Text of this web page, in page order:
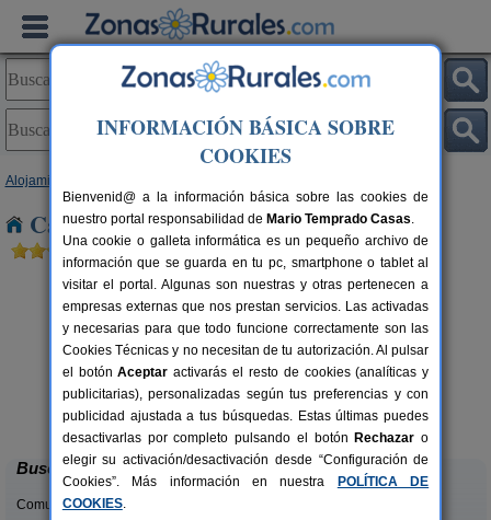
Alojamientos
Casas Rurales cerca de La Fresneda
11 pers.
desde30 €
Casa Las Alberquillas
El Real de San Vicente (Toledo)
Buscar
Comunidades:
INFORMACIÓN BÁSICA SOBRE
COOKIES
Bienvenid@ a la información básica sobre las cookies de
nuestro portal responsabilidad de Mario Temprado Casas.
Una cookie o galleta informática es un pequeño archivo de
información que se guarda en tu pc, smartphone o tablet al
visitar el portal. Algunas son nuestras y otras pertenecen a
empresas externas que nos prestan servicios. Las activadas
y necesarias para que todo funcione correctamente son las
Cookies Técnicas y no necesitan de tu autorización. Al pulsar
el botónAceptar activarás el resto de cookies (analíticas y
publicitarias), personalizadas según tus preferencias y con
publicidad ajustada a tus búsquedas. Estas últimas puedes
desactivarlas por completo pulsando el botón Rechazar o
elegir su activación/desactivación desde “Configuración de
Cookies”. Más información en nuestra
POLÍTICA DE
COOKIES.